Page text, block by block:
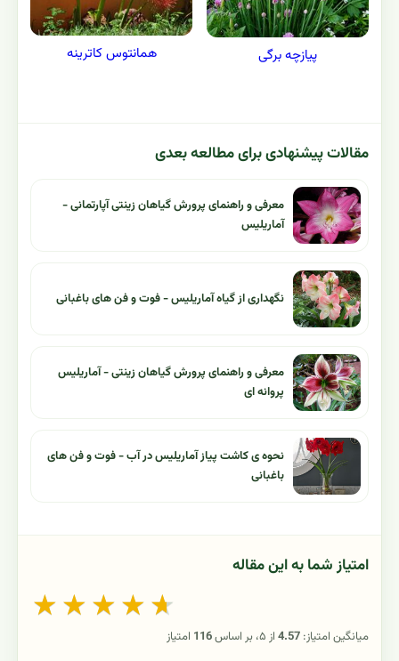
پیازچه برگی همانتوس کاترینه
مقالات پیشنهادی برای مطالعه بعدی
معرفی و راهنمای پرورش گیاهان زینتی آپارتمانی -
آماریلیس
نگهداری از گیاه آماریلیس - فوت و فن های باغبانی
معرفی و راهنمای پرورش گیاهان زینتی - آماریلیس
پروانه ای
نحوه ی کاشت پیاز آماریلیس در آب - فوت و فن های
باغبانی
امتیاز شما به این مقاله
★ ★ ★ ★ ★
میانگین امتیاز: 4.57از ۵، بر اساس 116 امتیاز